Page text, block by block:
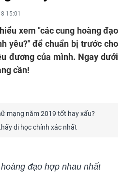
15:01
xem "các cung hoàng đạo
yêu?" để chuẩn bị trước cho
đương của mình. Ngay dưới
cần!
mạng năm 2019 tốt hay xấu?
đi học chính xác nhất
đạo hợp nhau nhất